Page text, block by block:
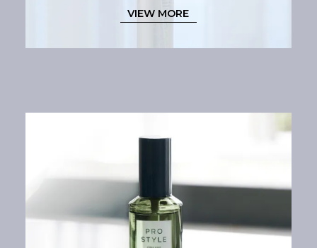
VIEW MORE
Heat care & Styling
VIEW MORE